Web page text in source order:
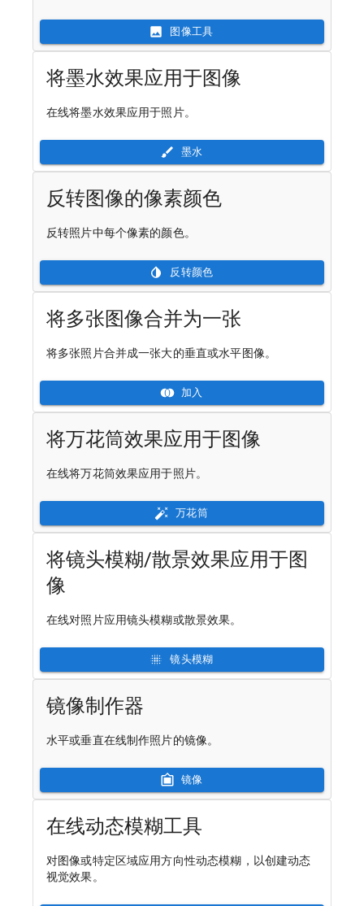
图像工具
将墨水效果应用于图像
在线将墨水效果应用于照片。
墨水
反转图像的像素颜色
反转照片中每个像素的颜色。
反转颜色
将多张图像合并为一张
将多张照片合并成一张大的垂直或水平图像。
加入
将万花筒效果应用于图像
在线将万花筒效果应用于照片。
万花筒
将镜头模糊/散景效果应用于图
像
在线对照片应用镜头模糊或散景效果。
镜头模糊
镜像制作器
水平或垂直在线制作照片的镜像。
镜像
在线动态模糊工具
对图像或特定区域应用方向性动态模糊，以创建动态
视觉效果。